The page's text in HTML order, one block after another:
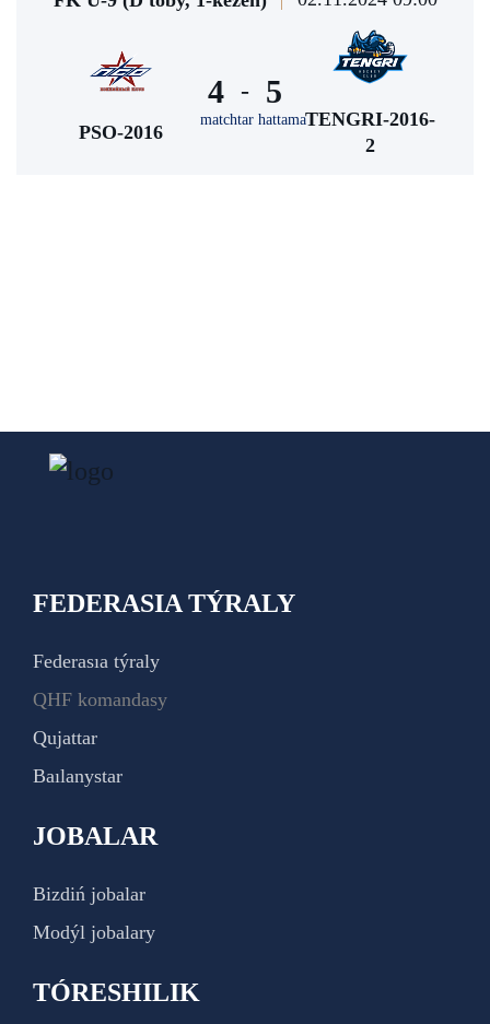
PSO-2016
4 -
matchtar hattama
5
TENGRI-2016-
2
FEDERASIA TÝRALY
Federasıa týraly
QHF komandasy
Qujattar
Baılanystar
JOBALAR
Bizdiń jobalar
Modýl jobalary
TÓRESHILIK